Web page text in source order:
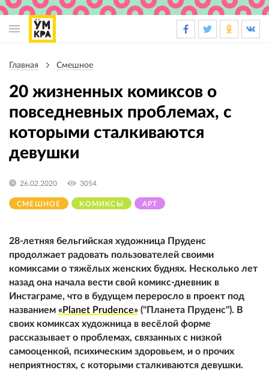
навигации
Главная Смешное
20 жизненных комиксов о
повседневных проблемах, с
которыми сталкиваются
девушки
СМЕШНОЕ КОМИКСЫ АРТ
26.02.2020 3054
28-летняя бельгийская художница Пруденс
продолжает радовать пользователей своими
комиксами о тяжёлых женских буднях. Несколько лет
назад она начала вести свой комикс-дневник в
Инстаграме, что в будущем переросло в проект под
названием «Planet Prudence» ("Планета Пруденс"). В
своих комиксах художница в весёлой форме
рассказывает о проблемах, связанных с низкой
самооценкой, психическим здоровьем, и о прочих
неприятностях, с которыми сталкиваются девушки.